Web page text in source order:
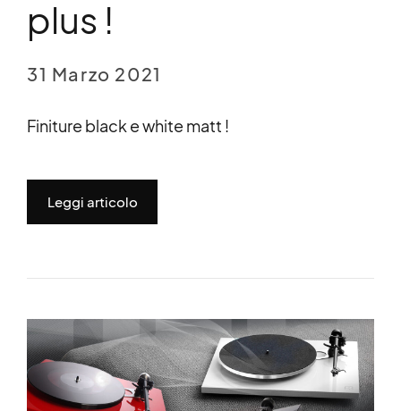
plus !
31 Marzo 2021
Finiture black e white matt !
Leggi articolo